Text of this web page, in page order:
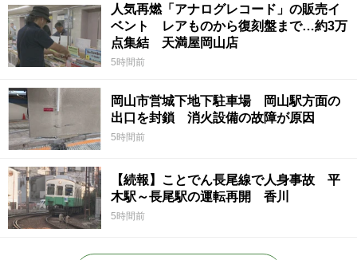
人気再燃「アナログレコード」の販売イ
ベント レアものから復刻盤まで…約3万
点集結 天満屋岡山店
5時間前
岡山市営城下地下駐車場 岡山駅方面の
出口を封鎖 消火設備の故障が原因
5時間前
【続報】ことでん長尾線で人身事故 平
木駅～長尾駅の運転再開 香川
5時間前